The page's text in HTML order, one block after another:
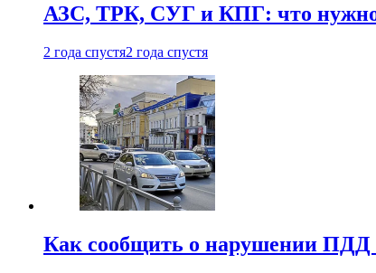
АЗС, ТРК, СУГ и КПГ: что нужно
2 года спустя2 года спустя
Как сообщить о нарушении ПДД